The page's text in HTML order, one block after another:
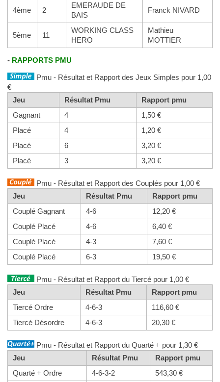
4ème 2
EMERAUDE DE
BAIS
Franck NIVARD
5ème 11
WORKING CLASS
HERO
Mathieu
MOTTIER
- RAPPORTS PMU
Pmu - Résultat et Rapport des Jeux Simples pour 1,00
€
Jeu
Résultat Pmu
Rapport pmu
Gagnant
4
1,50 €
Placé
4
1,20 €
Placé
6
3,20 €
Placé
3 3,20 €
Pmu - Résultat et Rapport des Couplés pour 1,00 €
Jeu
Résultat Pmu
Rapport pmu
Couplé Gagnant
4-6
12,20 €
Couplé Placé
4-6
6,40 €
Couplé Placé
4-3
7,60 €
Couplé Placé
6-3 19,50 €
Pmu - Résultat et Rapport du Tiercé pour 1,00 €
Jeu
Résultat Pmu
Rapport pmu
Tiercé Ordre
4-6-3
116,60 €
Tiercé Désordre
4-6-3 20,30 €
Pmu - Résultat et Rapport du Quarté + pour 1,30 €
Jeu
Résultat Pmu
Rapport pmu
Quarté + Ordre
4-6-3-2
543,30 €